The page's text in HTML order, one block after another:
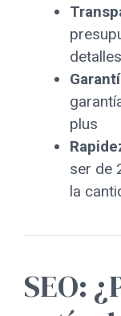
plus
ser de
la
SEO: